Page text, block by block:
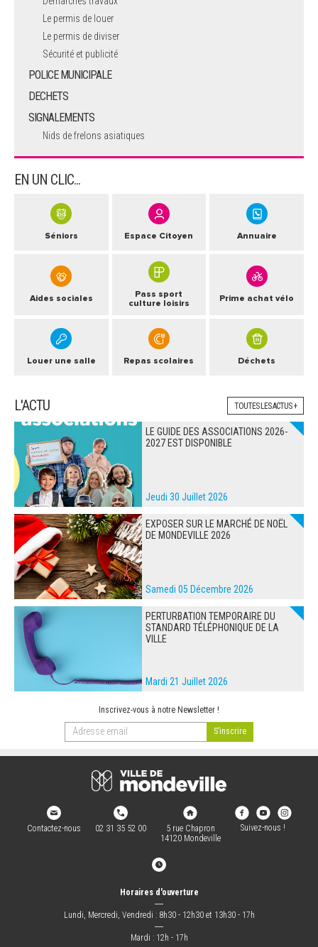
Le permis de louer
Le permis de diviser
Sécurité et publicité
POLICE MUNICIPALE
DECHETS
SIGNALEMENTS
Nids de frelons asiatiques
EN UN CLIC...
Séniors Espace Citoyen Annuaire
Aides sociales
Pass sport
culture loisirs
Prime achat vélo
Louer une salle Repas scolaires Déchets
L'ACTU TOUTES LES ACTUS +
LE GUIDE DES ASSOCIATIONS 2026-
2027 EST DISPONIBLE
Jeudi 30 Juillet 2026
EXPOSER SUR LE MARCHÉ DE NOËL
DE MONDEVILLE 2026
Samedi 05 Décembre 2026
PERTURBATION TEMPORAIRE DU
STANDARD TÉLÉPHONIQUE DE LA
VILLE
Mardi 21 Juillet 2026
Inscrivez-vous à notre Newsletter !
Contactez-nous 02 31 35 52 00
5 rue Chapron
14120 Mondeville
Suivez-nous !
Horaires d'ouverture
―
Lundi, Mercredi, Vendredi : 8h30 - 12h30 et 13h30 - 17h
―
Mardi : 12h - 17h